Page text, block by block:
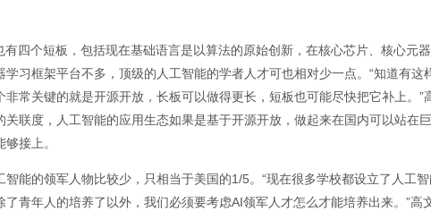
四个短板，包括现在基础语言是以算法的原始创新，在核心芯片、核心元
习框架平台不多，顶级的人工智能的学者人才可也相对少一点。“知道有这
非常关键的就是开源开放，长板可以做得更长，短板也可能尽快把它补上。”
关联度，人工智能的应用生态如果是基于开源开放，做起来在国内可以站在
接上。
能的领军人物比较少，只相当于美国的1/5。“现在很多学校都设立了人工
青年人的培养了以外，我们必须要考虑AI领军人才怎么才能培养出来。”高